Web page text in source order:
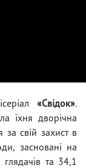
«Свідок».
їхня дворічна
за свій захист в
засновані на
та 34,1